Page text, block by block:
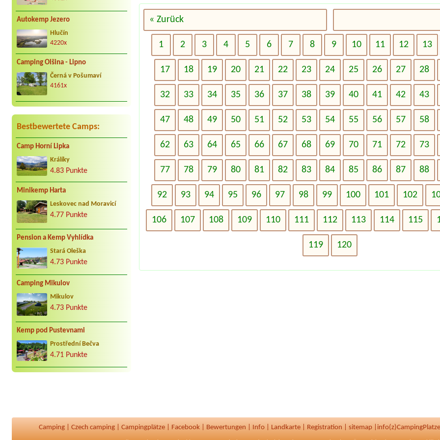
Autokemp Jezero
Hlučín
4220x
Camping Olšina - Lipno
Černá v Pošumaví
4161x
Bestbewertete Camps:
Camp Horní Lipka
Králíky
4.83 Punkte
Minikemp Harta
Leskovec nad Moravicí
4.77 Punkte
Pension a Kemp Vyhlídka
Stará Oleška
4.73 Punkte
Camping Mikulov
Mikulov
4.73 Punkte
Kemp pod Pustevnami
Prostřední Bečva
4.71 Punkte
« Zurück
1 2 3 4 5 6 7 8 9 10 11 12 13
17 18 19 20 21 22 23 24 25 26 27 28
32 33 34 35 36 37 38 39 40 41 42 43
47 48 49 50 51 52 53 54 55 56 57 58
62 63 64 65 66 67 68 69 70 71 72 73
77 78 79 80 81 82 83 84 85 86 87 88
92 93 94 95 96 97 98 99 100 101 102
106 107 108 109 110 111 112 113 114 115
119 120
Camping Czech camping Campingplätze Facebook Bewertungen Info Landkarte Registration sitemap